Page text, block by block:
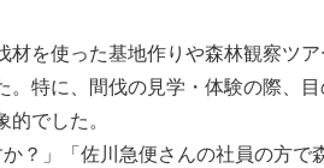
を使った基地作りや森林観察ツ
特に、間伐の見学・体験の際、
でした。
？」「佐川急便さんの社員の方